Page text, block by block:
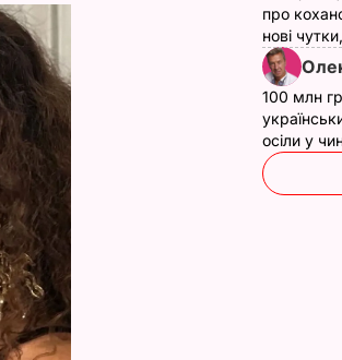
про
нові
100 млн
осіли у